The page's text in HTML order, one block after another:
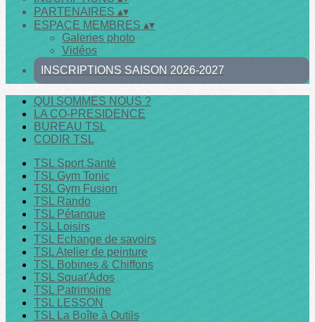
PARTENAIRES ▴▾
ESPACE MEMBRES ▴▾
Galeries photo
Vidéos
INSCRIPTIONS SAISON 2026-2027
QUI SOMMES NOUS ?
LA CO-PRESIDENCE
BUREAU TSL
CODIR TSL
TSL Sport Santé
TSL Gym Tonic
TSL Gym Fusion
TSL Rando
TSL Pétanque
TSL Loisirs
TSL Echange de savoirs
TSL Atelier de peinture
TSL Bobines & Chiffons
TSL Squat'Ados
TSL Patrimoine
TSL LESSON
TSL La Boîte à Outils